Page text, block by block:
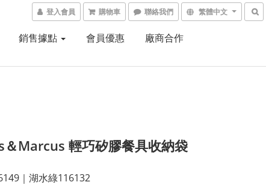
登入會員 購物車 聯絡我們 繁體中文
銷售據點 會員優惠 廠商合作
Marcus 輕巧矽膠餐具收納袋
｜湖水綠116132